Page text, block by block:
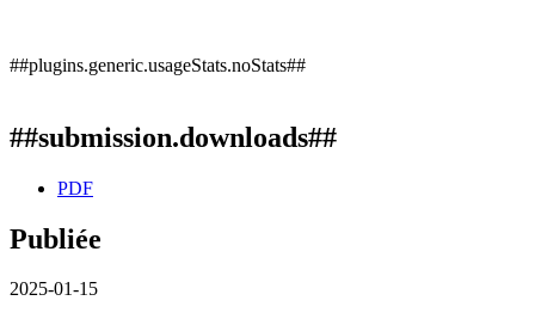
##plugins.generic.usageStats.noStats##
##submission.downloads##
PDF
Publiée
2025-01-15